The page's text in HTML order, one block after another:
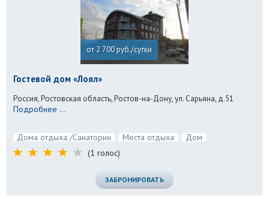
от 2 700 руб./сутки
Гостевой дом «Лоял»
Россия, Ростовская область, Ростов-на-Дону, ул. Сарьяна, д.51
Подробнее ...
Дома отдыха /Санатории Места отдыха
Дом
(1 голос)
ЗАБРОНИРОВАТЬ